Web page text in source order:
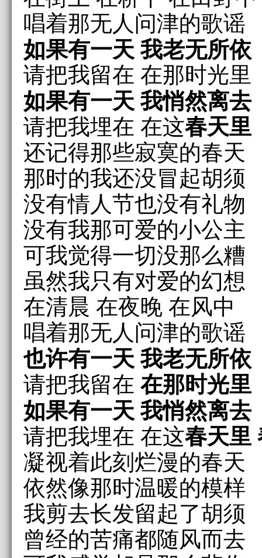
唱着那无人问津的歌谣
如果有一天 我老无所依
请把我留在 在那时光里
如果有一天 我悄然离去
请把我埋在 在这春天里
还记得那些寂寞的春天
那时的我还没冒起胡须
没有情人节也没有礼物
没有我那可爱的小公主
可我觉得一切没那么糟
虽然我只有对爱的幻想
在清晨 在夜晚 在风中
唱着那无人问津的歌谣
也许有一天 我老无所依
请把我留在 在那时光里
如果有一天 我悄然离去
请把我埋在 在这春天里
凝视着此刻烂漫的春天
依然像那时温暖的模样
我剪去长发留起了胡须
曾经的苦痛都随风而去